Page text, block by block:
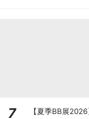
7
【夏季BB展